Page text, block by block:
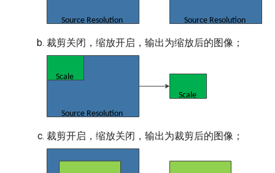
裁剪关闭，缩放开启，输出为缩放后的图像；
裁剪开启，缩放关闭，输出为裁剪后的图像；